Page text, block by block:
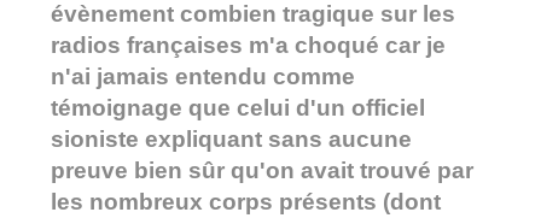
évènement combien tragique sur les
radios françaises m'a choqué car je
n'ai jamais entendu comme
témoignage que celui d'un officiel
sioniste expliquant sans aucune
preuve bien sûr qu'on avait trouvé par
les nombreux corps présents (dont